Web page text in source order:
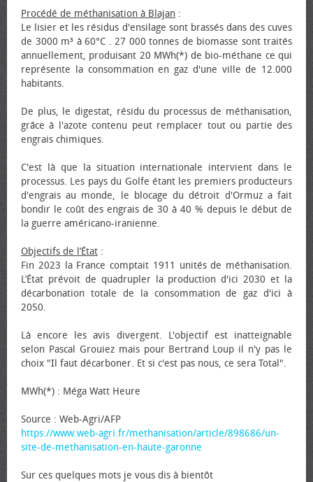
Procédé de méthanisation à Blajan :
Le lisier et les résidus d'ensilage sont brassés dans des cuves
de 3000 m³ à 60°C . 27 000 tonnes de biomasse sont traités
annuellement, produisant 20 MWh(*) de bio-méthane ce qui
représente la consommation en gaz d'une ville de 12.000
habitants.
De plus, le digestat, résidu du processus de méthanisation,
grâce à l'azote contenu peut remplacer tout ou partie des
engrais chimiques.
C'est là que la situation internationale intervient dans le
processus. Les pays du Golfe étant les premiers producteurs
d'engrais au monde, le blocage du détroit d'Ormuz a fait
bondir le coût des engrais de 30 à 40 % depuis le début de
la guerre américano-iranienne.
Objectifs de l’État :
Fin 2023 la France comptait 1911 unités de méthanisation.
L’État prévoit de quadrupler la production d'ici 2030 et la
décarbonation totale de la consommation de gaz d'ici à
2050.
Là encore les avis divergent. L'objectif est inatteignable
selon Pascal Grouiez mais pour Bertrand Loup il n'y pas le
choix "Il faut décarboner. Et si c'est pas nous, ce sera Total".
MWh(*) : Méga Watt Heure
Source : Web-Agri/AFP
https://www.web-agri.fr/methanisation/article/898686/un-
site-de-methanisation-en-haute-garonne
Sur ces quelques mots je vous dis à bientôt